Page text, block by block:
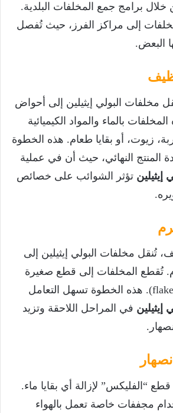
برامج جمع المخلفات البلدية.
إلى مراكز الفرز، حيث تُفصل
البعض.
مخلفات البولي إيثيلين إلى أحواض
بالماء والمواد الكيميائية
زيوت، أو بقايا طعام. هذه الخطوة
المنتج النهائي، حيث أن في عملية
إيثيلين تؤثر الشوائب على خصائص
تُنقل مخلفات البولي إيثيلين إلى
تُقطع المخلفات إلى قطع صغيرة
إيثيلين في المراحل اللاحقة وتزيد
“الفليكس” لإزالة أي بقايا ماء.
مجففات خاصة تعمل بالهواء